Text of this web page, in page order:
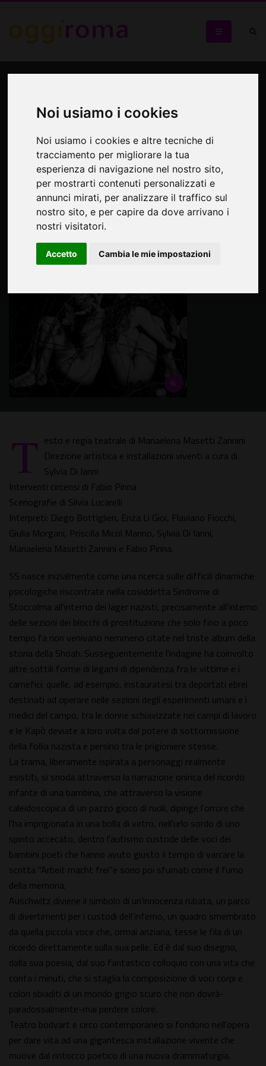
Noi usiamo i cookies
Noi usiamo i cookies e altre tecniche di
tracciamento per migliorare la tua
esperienza di navigazione nel nostro sito,
per mostrarti contenuti personalizzati e
annunci mirati, per analizzare il traffico sul
nostro sito, e per capire da dove arrivano i
nostri visitatori.
Accetto Cambia le mie impostazioni
SS Uno spettacolo sulla
Sindrome di Stoccolma nei
lager nazisti Teatro
dell'Orologio
T esto e regia teatrale di Mariaelena Masetti Zannini
Direzione artistica e installazioni viventi a cura di
Sylvia Di Ianni
Interventi circensi di Fabio Pinna
Scenografie di Silvia Lucarelli
Interpreti: Diego Bottiglieri, Enza Li Gioi, Flaviano Fiocchi,
Giulia Morgani, Priscilla Micol Marino, Sylvia Di Ianni,
Mariaelena Masetti Zannini e Fabio Pinna.
SS nasce inizialmente come una ricerca sulle difficili dinamiche
psicologiche riscontrate nella cosiddetta Sindrome di
Stoccolma all'interno dei lager nazisti, precisamente all'interno
delle sezioni dei blocchi di prostituzione che solo fino a poco
tempo fa non venivano nemmeno citate nel triste album della
storia della Shoah. Susseguentemente l'indagine ha coinvolto
altre sottili forme di legami di dipendenza fra le vittime e i
carnefici: quelle, ad esempio, instauratesi tra deportati ebrei
destinati ad operare nelle sezioni degli esperimenti umani e i
medici del campo, tra le donne schiavizzate nei campi di lavoro
e le Kapò deviate a loro volta dal potere di sottomissione
della follia nazista e persino tra le prigioniere stesse.
La trama, liberamente ispirata a personaggi realmente
esistiti, si snoda attraverso la narrazione onirica del ricordo
infante di una bambina, che attraverso la visione
caleidoscopica di un pazzo gioco di ruoli, dipinge l'orrore che
l'ha imprigionata in una bolla di vetro, nell'urlo sordo di uno
spirito accecato, dentro l'autismo custode delle voci dei
bambini poeti che hanno avuto giusto il tempo di varcare la
scritta "Arbeit macht frei"e sono poi sfumati come il fumo
della memoria.
Auschwitz diviene il simbolo di un'innocenza rubata, un parco
di divertimenti per i custodi dell'inferno, un quadro smembrato
da quella piccola voce che, ormai anziana, tesse le fila di un
ricordo direttamente sulla sua pelle. Ed è dal suo disegno,
dalla sua poesia, dal suo fantastico colloquio con una vita che
conta i minuti, che si staglia la composizione di voci corpi e
colori sbiaditi di un mondo grigio scuro che non dovrà-
paradossalmente-mai perdere colore.
Teatro bodyart e circo contemporaneo si fondono nell'opera
per dare vita ad una gigantesca installazione vivente che
muove dal rintocco poetico di una nuova drammaturgia.